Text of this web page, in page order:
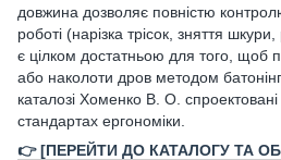
довжина дозволяє повністю
роботі (нарізка трісок, зняття
є цілком достатньою для того, щоб
або наколоти дров методом
каталозі Хоменко В. О.
стандартах ергономіки.
👉 [ПЕРЕЙТИ ДО КАТАЛОГУ ТА